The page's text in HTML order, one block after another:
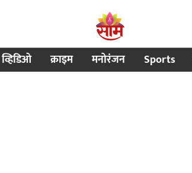
व्हिडिओ क्राइम मनोरंजन Sports